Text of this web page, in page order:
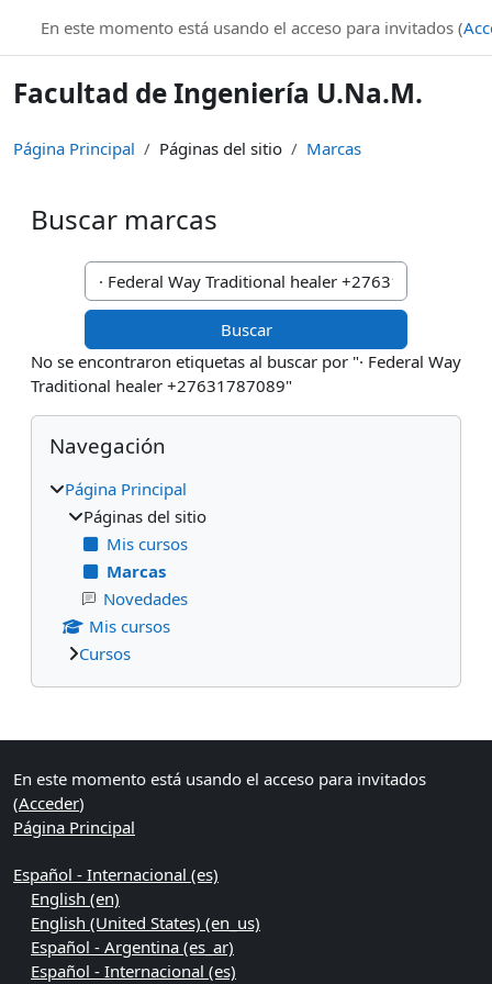
En este momento está usando el acceso para invitados (
Facultad de Ingeniería U.Na.M.
Página Principal Páginas del sitio Marcas
Buscar marcas
Buscar marcas
No se encontraron etiquetas al buscar por "· Federal Way
Traditional healer +27631787089"
Bloques
Salta Navegación
Navegación
Página Principal
Páginas del sitio
Mis cursos
Marcas
Novedades
Mis cursos
Cursos
Bloques suplementarios
En este momento está usando el acceso para invitados
(Acceder)
Página Principal
Español - Internacional ‎(es)‎
English ‎(en)‎
English (United States) ‎(en_us)‎
Español - Argentina ‎(es_ar)‎
Español - Internacional ‎(es)‎